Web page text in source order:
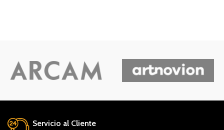
Servicio al Cliente